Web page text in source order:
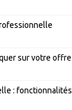
sur votre offre
: fonctionnalités